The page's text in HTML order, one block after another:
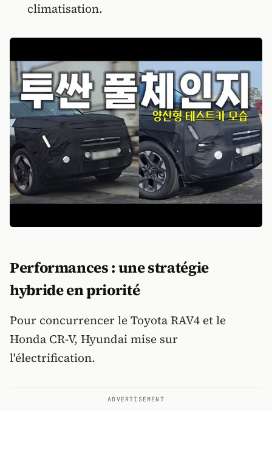
climatisation.
Performances : une stratégie
hybride en priorité
Pour concurrencer le Toyota RAV4 et le
Honda CR-V, Hyundai mise sur
l'électrification.
ADVERTISEMENT